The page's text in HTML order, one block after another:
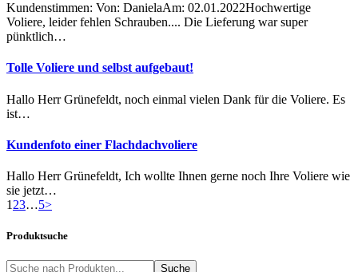
Kundenstimmen: Von: DanielaAm: 02.01.2022Hochwertige
Voliere, leider fehlen Schrauben.... Die Lieferung war super
pünktlich…
Tolle Voliere und selbst aufgebaut!
Hallo Herr Grünefeldt, noch einmal vielen Dank für die Voliere. Es
ist…
Kundenfoto einer Flachdachvoliere
Hallo Herr Grünefeldt, Ich wollte Ihnen gerne noch Ihre Voliere wie
sie jetzt…
1 23…5>
Produktsuche
Suche